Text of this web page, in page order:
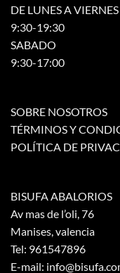
producto
DE LUNES A VIERNES
9:30-19:30
SABADO
9:30-17:00
SOBRE NOSOTROS
TÉRMINOS Y
POLÍTICA DE
BISUFA ABALORIOS
Av mas de l’oli, 76
Manises, valencia
Tel: 961547896
E-mail: